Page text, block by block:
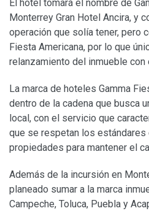
El hotel tomará el nombre de
Monterrey Gran Hotel Ancira, y
operación que solía tener, pero
Fiesta Americana, por lo que
relanzamiento del inmueble con
La marca de hoteles Gamma
dentro de la cadena que busca
local, con el servicio que
que se respetan los estándares
propiedades para mantener el
Además de la incursión en
planeado sumar a la marca
Campeche, Toluca, Puebla y